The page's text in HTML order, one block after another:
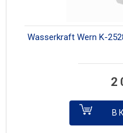
Wasserkraft Wern K-
2
В